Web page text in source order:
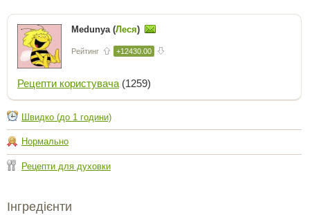
Medunya (Леся)
Рейтинг +12430.00
Рецепти користувача (1259)
Швидко (до 1 години)
Нормально
Рецепти для духовки
Інгредієнти